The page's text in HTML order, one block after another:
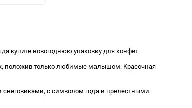
купите новогоднюю упаковку для конфет.
положив только любимые малышом. Красочная
снеговиками, с символом года и прелестными